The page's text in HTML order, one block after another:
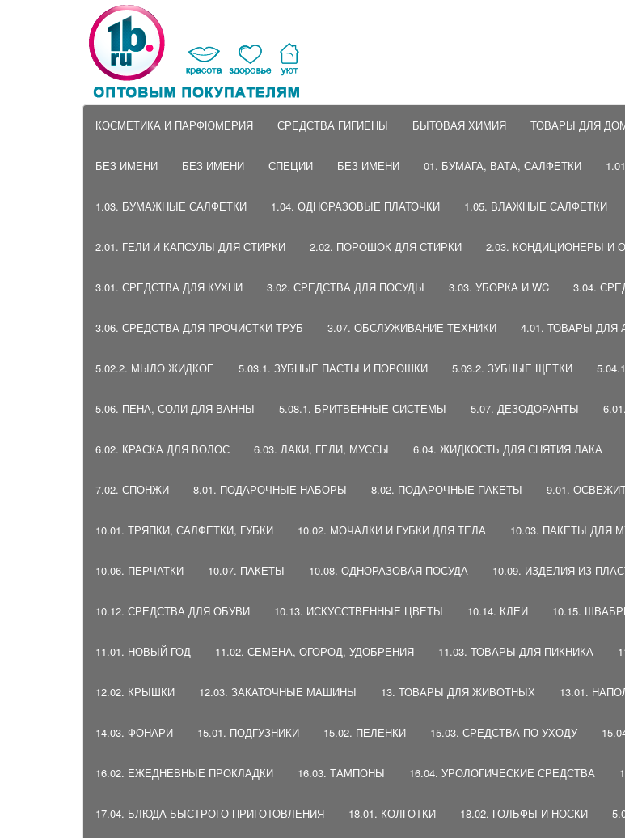
КОСМЕТИКА И ПАРФЮМЕРИЯ СРЕДСТВА ГИГИЕНЫ БЫТОВАЯ ХИМИЯ ТОВАРЫ ДЛЯ
БЕЗ ИМЕНИ БЕЗ ИМЕНИ СПЕЦИИ БЕЗ ИМЕНИ 01. БУМАГА, ВАТА, САЛФЕТКИ
1.03. БУМАЖНЫЕ САЛФЕТКИ 1.04. ОДНОРАЗОВЫЕ ПЛАТОЧКИ 1.05. ВЛАЖНЫЕ САЛФЕТКИ
2.01. ГЕЛИ И КАПСУЛЫ ДЛЯ СТИРКИ 2.02. ПОРОШОК ДЛЯ СТИРКИ 2.03. КОНДИЦИОНЕРЫ И
3.01. СРЕДСТВА ДЛЯ КУХНИ 3.02. СРЕДСТВА ДЛЯ ПОСУДЫ 3.03. УБОРКА И WC 3.04.
3.06. СРЕДСТВА ДЛЯ ПРОЧИСТКИ ТРУБ 3.07. ОБСЛУЖИВАНИЕ ТЕХНИКИ 4.01. ТОВАРЫ ДЛЯ
5.02.2. МЫЛО ЖИДКОЕ 5.03.1. ЗУБНЫЕ ПАСТЫ И ПОРОШКИ 5.03.2. ЗУБНЫЕ ЩЕТКИ
5.06. ПЕНА, СОЛИ ДЛЯ ВАННЫ 5.08.1. БРИТВЕННЫЕ СИСТЕМЫ 5.07. ДЕЗОДОРАНТЫ
6.02. КРАСКА ДЛЯ ВОЛОС 6.03. ЛАКИ, ГЕЛИ, МУССЫ 6.04. ЖИДКОСТЬ ДЛЯ СНЯТИЯ ЛАКА
7.02. СПОНЖИ 8.01. ПОДАРОЧНЫЕ НАБОРЫ 8.02. ПОДАРОЧНЫЕ ПАКЕТЫ 9.01.
10.01. ТРЯПКИ, САЛФЕТКИ, ГУБКИ 10.02. МОЧАЛКИ И ГУБКИ ДЛЯ ТЕЛА 10.03. ПАКЕТЫ ДЛЯ
10.06. ПЕРЧАТКИ 10.07. ПАКЕТЫ 10.08. ОДНОРАЗОВАЯ ПОСУДА 10.09. ИЗДЕЛИЯ ИЗ
10.12. СРЕДСТВА ДЛЯ ОБУВИ 10.13. ИСКУССТВЕННЫЕ ЦВЕТЫ 10.14. КЛЕИ 10.15.
11.01. НОВЫЙ ГОД 11.02. СЕМЕНА, ОГОРОД, УДОБРЕНИЯ 11.03. ТОВАРЫ ДЛЯ ПИКНИКА
12.02. КРЫШКИ 12.03. ЗАКАТОЧНЫЕ МАШИНЫ 13. ТОВАРЫ ДЛЯ ЖИВОТНЫХ 13.01.
14.03. ФОНАРИ 15.01. ПОДГУЗНИКИ 15.02. ПЕЛЕНКИ 15.03. СРЕДСТВА ПО УХОДУ
16.02. ЕЖЕДНЕВНЫЕ ПРОКЛАДКИ 16.03. ТАМПОНЫ 16.04. УРОЛОГИЧЕСКИЕ СРЕДСТВА
17.04. БЛЮДА БЫСТРОГО ПРИГОТОВЛЕНИЯ 18.01. КОЛГОТКИ 18.02. ГОЛЬФЫ И НОСКИ